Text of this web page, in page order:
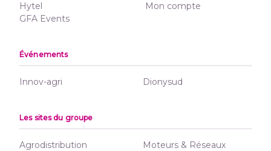
Hytel
GFA Events
Mon compte
Événements
Innov-agri Dionysud
Les sites du groupe
Agrodistribution Moteurs & Réseaux